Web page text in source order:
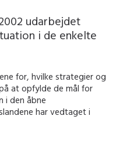
udarbejdet
i de enkelte
for, hvilke strategier og
at opfylde de mål for
i den åbne
har vedtaget i